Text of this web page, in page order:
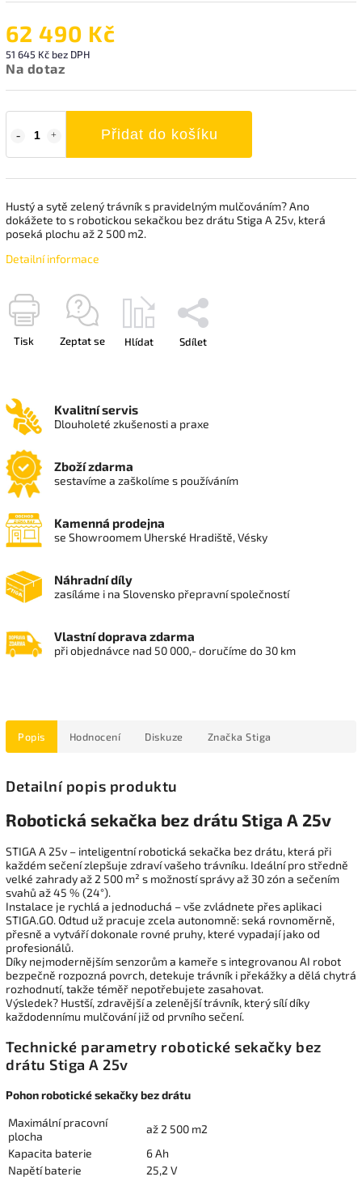
62 490 Kč
51 645 Kč bez DPH
Na dotaz
Přidat do košíku
Hustý a sytě zelený trávník s pravidelným mulčováním? Ano
dokážete to s robotickou sekačkou bez drátu Stiga A 25v, která
poseká plochu až 2 500 m2.
Detailní informace
Tisk Zeptat se Hlídat Sdílet
Kvalitní servis
Dlouholeté zkušenosti a praxe
Zboží zdarma
sestavíme a zaškolíme s používáním
Kamenná prodejna
se Showroomem Uherské Hradiště, Vésky
Náhradní díly
zasíláme i na Slovensko přepravní společností
Vlastní doprava zdarma
při objednávce nad 50 000,- doručíme do 30 km
Popis Hodnocení Diskuze Značka Stiga
Detailní popis produktu
Robotická sekačka bez drátu Stiga A 25v
STIGA A 25v – inteligentní robotická sekačka bez drátu, která při
každém sečení zlepšuje zdraví vašeho trávníku. Ideální pro středně
velké zahrady až 2 500 m² s možností správy až 30 zón a sečením
svahů až 45 % (24°).
Instalace je rychlá a jednoduchá – vše zvládnete přes aplikaci
STIGA.GO. Odtud už pracuje zcela autonomně: seká rovnoměrně,
přesně a vytváří dokonale rovné pruhy, které vypadají jako od
profesionálů.
Díky nejmodernějším senzorům a kameře s integrovanou AI robot
bezpečně rozpozná povrch, detekuje trávník i překážky a dělá chytrá
rozhodnutí, takže téměř nepotřebujete zasahovat.
Výsledek? Hustší, zdravější a zelenější trávník, který sílí díky
každodennímu mulčování již od prvního sečení.
Technické parametry robotické sekačky bez
drátu Stiga A 25v
Pohon robotické sekačky bez drátu
Maximální pracovní
plocha
až 2 500 m2
Kapacita baterie
6 Ah
Napětí baterie
25,2 V